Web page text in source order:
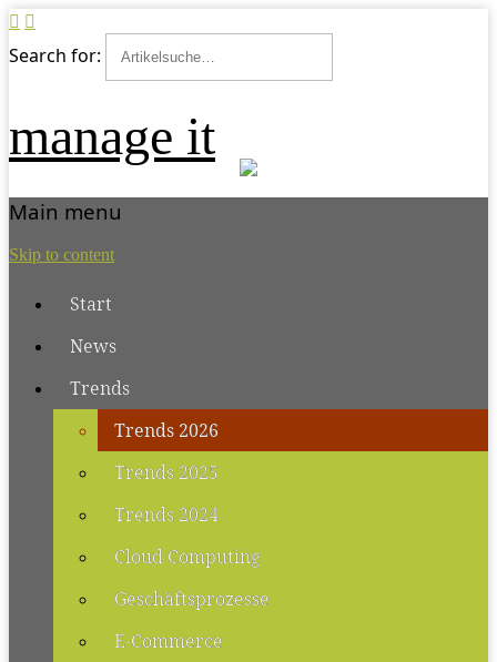
Search for:
manage it
Main menu
Skip to content
Start
News
Trends
Trends 2026
Trends 2025
Trends 2024
Cloud Computing
Geschäftsprozesse
E-Commerce